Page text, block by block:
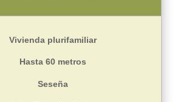
Vivienda plurifamiliar
Hasta 60 metros
Seseña